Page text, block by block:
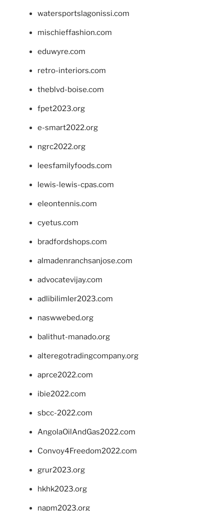
watersportslagonissi.com
mischieffashion.com
eduwyre.com
retro-interiors.com
theblvd-boise.com
fpet2023.org
e-smart2022.org
ngrc2022.org
leesfamilyfoods.com
lewis-lewis-cpas.com
eleontennis.com
cyetus.com
bradfordshops.com
almadenranchsanjose.com
advocatevijay.com
adlibilimler2023.com
naswwebed.org
balithut-manado.org
alteregotradingcompany.org
aprce2022.com
ibie2022.com
sbcc-2022.com
AngolaOilAndGas2022.com
Convoy4Freedom2022.com
grur2023.org
hkhk2023.org
napm2023.org